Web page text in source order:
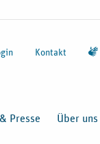
Kontakt
Presse Über uns